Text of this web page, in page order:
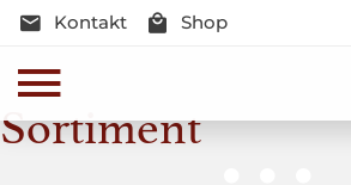
Kontakt Shop
Sortiment